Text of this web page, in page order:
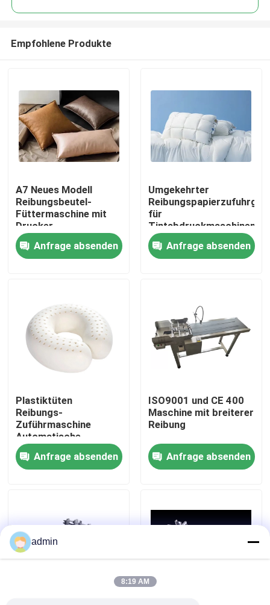
Zu Hause
Videos
Über uns
Werksbesichtigung
Qualitätskontrolle
Neuigkeiten
Rechtssachen
Empfohlene Produkte
A7 Neues Modell
Reibungsbeutel-
Füttermaschine mit
Drucker
Anfrage absenden
Umgekehrter
für
Tintabdruckmaschinen
Anfrage absenden
Plastiktüten
Reibungs-
Zuführmaschine
Automatische
Trennung
Anfrage absenden
ISO9001 und CE 400
Maschine mit breiterer
Reibung
Anfrage absenden
admin
8:19 AM